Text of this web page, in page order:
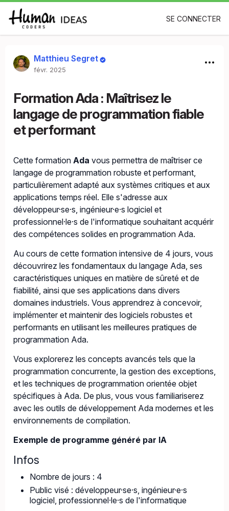
SE CONNECTER
Matthieu Segret
févr. 2025
Formation Ada : Maîtrisez le
langage de programmation fiable
et performant
Cette formation Ada vous permettra de maîtriser ce
langage de programmation robuste et performant,
particulièrement adapté aux systèmes critiques et aux
applications temps réel. Elle s'adresse aux
développeur·se·s, ingénieur·e·s logiciel et
professionnel·le·s de l'informatique souhaitant acquérir
des compétences solides en programmation Ada.
Au cours de cette formation intensive de 4 jours, vous
découvrirez les fondamentaux du langage Ada, ses
caractéristiques uniques en matière de sûreté et de
fiabilité, ainsi que ses applications dans divers
domaines industriels. Vous apprendrez à concevoir,
implémenter et maintenir des logiciels robustes et
performants en utilisant les meilleures pratiques de
programmation Ada.
Vous explorerez les concepts avancés tels que la
programmation concurrente, la gestion des exceptions,
et les techniques de programmation orientée objet
spécifiques à Ada. De plus, vous vous familiariserez
avec les outils de développement Ada modernes et les
environnements de compilation.
Exemple de programme généré par IA
Infos
Nombre de jours : 4
Public visé : développeur·se·s, ingénieur·e·s
logiciel, professionnel·le·s de l'informatique